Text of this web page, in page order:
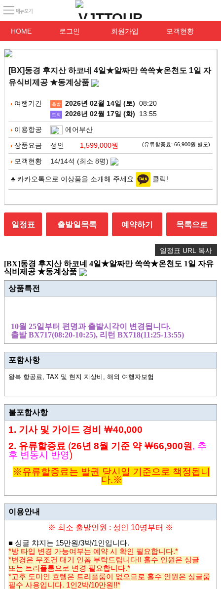
HOME 로그인 회원가입 모객현황
[BX]동경 후지산 하코네 4일★알짜만 쏙쏙★온천도 1일 자
유식비제공 ★동계상품
여행기간 출발 2026년 02월 14일 (토) 08:20
도착 2026년 02월 17일 (화)
13:55
이용항공
에어부산
상품요금
성인 1,599,000원 (유류할증료: 66,900원 별도)
모객현황 14/14석 (최소 8명)
♣ 카카오톡으로 이상품을 소개해 주세요 클릭!
일정표 출발일목록 예약하기 목록으로